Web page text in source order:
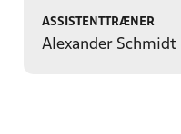
ASSISTENTTRÆNER
Alexander Schmidt